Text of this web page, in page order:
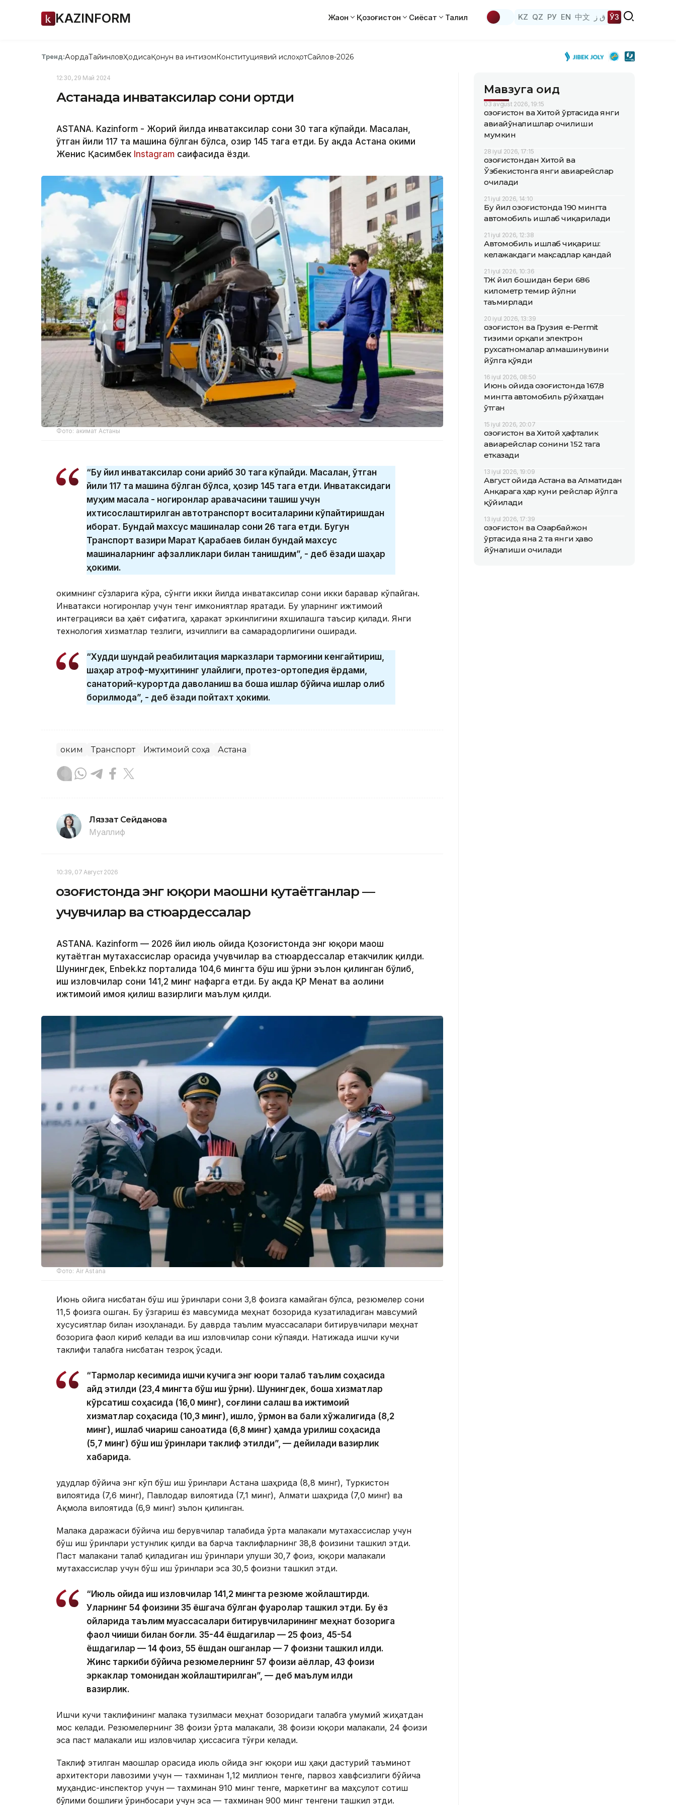
KAZINFORM Жаҳон Қозоғистон Сиёсат Таҳлил KZ QZ РУ EN 中文 ق ز ЎЗ
Тренд:АқордаТайинловҲодисаҚонун ва интизомКонституциявий ислоҳотСайлов-2026
12:30, 29 Май 2024
Астанада инватаксилар сони ортди
ASTANA. Kazinform - Жорий йилда инватаксилар сони 30 тага кўпайди. Масалан,
ўтган йили 117 та машина бўлган бўлса, ҳозир 145 тага етди. Бу ҳақда Астана ҳокими
Женис Қасимбек Instagram саҳифасида ёзди.
Фото: акимат Астаны
“Бу йил инватаксилар сони қарийб 30 тага кўпайди. Масалан, ўтган
йили 117 та машина бўлган бўлса, ҳозир 145 тага етди. Инватаксидаги
муҳим масала - ногиронлар аравачасини ташиш учун
ихтисослаштирилган автотранспорт воситаларини кўпайтиришдан
иборат. Бундай махсус машиналар сони 26 тага етди. Бугун
Транспорт вазири Марат Қарабаев билан бундай махсус
машиналарнинг афзалликлари билан танишдим”, - деб ёзади шаҳар
ҳокими.
Ҳокимнинг сўзларига кўра, сўнгги икки йилда инватаксилар сони икки баравар кўпайган.
Инватакси ногиронлар учун тенг имкониятлар яратади. Бу уларнинг ижтимоий
интеграцияси ва ҳаёт сифатига, ҳаракат эркинлигини яхшилашга таъсир қилади. Янги
технология хизматлар тезлиги, изчиллиги ва самарадорлигини оширади.
“Худди шундай реабилитация марказлари тармоғини кенгайтириш,
шаҳар атроф-муҳитининг қулайлиги, протез-ортопедия ёрдами,
санаторий-курортда даволаниш ва бошқа ишлар бўйича ишлар олиб
борилмоқда”, - деб ёзади пойтахт ҳокими.
Ҳоким Транспорт Ижтимоий соҳа Астана
Ляззат Сейданова
Муаллиф
10:39, 07 Август 2026
Қозоғистонда энг юқори маошни кутаётганлар —
учувчилар ва стюардессалар
ASTANA. Kazinform — 2026 йил июль ойида Қозоғистонда энг юқори маош
кутаётган мутахассислар орасида учувчилар ва стюардессалар етакчилик қилди.
Шунингдек, Enbek.kz порталида 104,6 мингта бўш иш ўрни эълон қилинган бўлиб,
иш изловчилар сони 141,2 минг нафарга етди. Бу ҳақда ҚР Меҳнат ва аҳолини
ижтимоий ҳимоя қилиш вазирлиги маълум қилди.
Фото: Air Astana
Июнь ойига нисбатан бўш иш ўринлари сони 3,8 фоизга камайган бўлса, резюмелер сони
11,5 фоизга ошган. Бу ўзгариш ёз мавсумида меҳнат бозорида кузатиладиган мавсумий
хусусиятлар билан изоҳланади. Бу даврда таълим муассасалари битирувчилари меҳнат
бозорига фаол кириб келади ва иш изловчилар сони кўпаяди. Натижада ишчи кучи
таклифи талабга нисбатан тезроқ ўсади.
“Тармоқлар кесимида ишчи кучига энг юқори талаб таълим соҳасида
қайд этилди (23,4 мингта бўш иш ўрни). Шунингдек, бошқа хизматлар
кўрсатиш соҳасида (16,0 минг), соғлиқни сақлаш ва ижтимоий
хизматлар соҳасида (10,3 минг), қишлоқ, ўрмон ва балиқ хўжалигида (8,2
минг), ишлаб чиқариш саноатида (6,8 минг) ҳамда қурилиш соҳасида
(5,7 минг) бўш иш ўринлари таклиф этилди”, — дейилади вазирлик
хабарида.
Ҳудудлар бўйича энг кўп бўш иш ўринлари Астана шаҳрида (8,8 минг), Туркистон
вилоятида (7,6 минг), Павлодар вилоятида (7,1 минг), Алмати шаҳрида (7,0 минг) ва
Ақмола вилоятида (6,9 минг) эълон қилинган.
Малака даражаси бўйича иш берувчилар талабида ўрта малакали мутахассислар учун
бўш иш ўринлари устунлик қилди ва барча таклифларнинг 38,8 фоизини ташкил этди.
Паст малакани талаб қиладиган иш ўринлари улуши 30,7 фоиз, юқори малакали
мутахассислар учун бўш иш ўринлари эса 30,5 фоизни ташкил этди.
“Июль ойида иш изловчилар 141,2 мингта резюме жойлаштирди.
Уларнинг 54 фоизини 35 ёшгача бўлган фуқаролар ташкил этди. Бу ёз
ойларида таълим муассасалари битирувчиларининг меҳнат бозорига
фаол чиқиши билан боғлиқ. 35-44 ёшдагилар — 25 фоиз, 45-54
ёшдагилар — 14 фоиз, 55 ёшдан ошганлар — 7 фоизни ташкил қилди.
Жинс таркиби бўйича резюмелернинг 57 фоизи аёллар, 43 фоизи
эркаклар томонидан жойлаштирилган”, — деб маълум қилди
вазирлик.
Ишчи кучи таклифининг малака тузилмаси меҳнат бозоридаги талабга умумий жиҳатдан
мос келади. Резюмелернинг 38 фоизи ўрта малакали, 38 фоизи юқори малакали, 24 фоизи
эса паст малакали иш изловчилар ҳиссасига тўғри келади.
Таклиф этилган маошлар орасида июль ойида энг юқори иш ҳақи дастурий таъминот
архитектори лавозими учун — тахминан 1,12 миллион тенге, парвоз хавфсизлиги бўйича
муҳандис-инспектор учун — тахминан 910 минг тенге, маркетинг ва маҳсулот сотиш
бўлими бошлиғи ўринбосари учун эса — тахминан 900 минг тенгени ташкил этди.
Мавзуга оид
03 avgust 2026, 19:15
Қозоғистон ва Хитой ўртасида янги
авиайўналишлар очилиши
мумкин
28 iyul 2026, 17:15
Қозоғистондан Хитой ва
Ўзбекистонга янги авиарейслар
очилади
21 iyul 2026, 14:10
Бу йил Қозоғистонда 190 мингта
автомобиль ишлаб чиқарилади
21 iyul 2026, 12:38
Автомобиль ишлаб чиқариш:
келажакдаги мақсадлар қандай
21 iyul 2026, 10:36
ҚТЖ йил бошидан бери 686
километр темир йўлни
таъмирлади
20 iyul 2026, 13:39
Қозоғистон ва Грузия e-Permit
тизими орқали электрон
рухсатномалар алмашинувини
йўлга қўяди
16 iyul 2026, 08:50
Июнь ойида Қозоғистонда 167,8
мингта автомобиль рўйхатдан
ўтган
15 iyul 2026, 20:07
Қозоғистон ва Хитой ҳафталик
авиарейслар сонини 152 тага
етказади
13 iyul 2026, 19:09
Август ойида Астана ва Алматидан
Анқарага ҳар куни рейслар йўлга
қўйилади
13 iyul 2026, 17:39
Қозоғистон ва Озарбайжон
ўртасида яна 2 та янги ҳаво
йўналиши очилади